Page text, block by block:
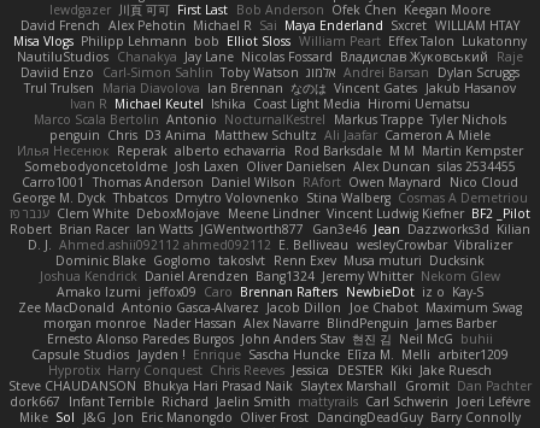
lewdgazer 川頁 可可 First Last Bob Anderson Ofek Chen Keegan Moore
David French Alex Pehotin Michael R Sai Maya Enderland Sxcret WILLIAM HTAY
Misa Vlogs Philipp Lehmann bob Elliot Sloss William Peart Effex Talon Lukatonny
NautiluStudios Chanakya Jay Lane Nicolas Fossard Владислав Жуковський
Raje
Daviid Enzo
Carl-Simon Sahlin Toby Watson אלמוג Andrei Barsan
Dylan Scruggs
Trul Trulsen
Maria Diavolova Ian Brennan なのは Vincent Gates Jakub Hasanov
Ivan R Michael Keutel Ishika Coast Light Media Hiromi Uematsu
Marco Scala Bertolin Antonio NocturnalKestrel Markus Trappe Tyler Nichols
penguin Chris D3 Anima Matthew Schultz Ali Jaafar Cameron A Miele
Илья Несенюк Reperak alberto echavarria Rod Barksdale M M Martin Kempster
Somebodyoncetoldme Josh Laxen Oliver Danielsen Alex Duncan silas 2534455
Carro1001
Thomas Anderson Daniel Wilson RAfort Owen Maynard
Nico Cloud
George M. Dyck Thbatcos Dmytro Volovnenko Stina Walberg Cosmas A Demetriou
ענבר פז Clem White DeboxMojave Meene Lindner Vincent Ludwig Kiefner BF2 _Pilot
Robert Brian Racer Ian Watts JGWentworth877 Gan3e46 Jean Dazzworks3d Kilian
D. J.
Ahmed.ashii092112 ahmed092112 E. Belliveau wesleyCrowbar Vibralizer
Dominic Blake Goglomo takoslvt Renn Exev Musa muturi Ducksink
Joshua Kendrick Daniel Arendzen Bang1324 Jeremy Whitter Nekom Glew
Amako Izumi jeffox09 Caro Brennan Rafters NewbieDot iz o Kay-S
Zee MacDonald Antonio Gasca-Alvarez Jacob Dillon Joe Chabot Maximum Swag
morgan monroe Nader Hassan Alex Navarre BlindPenguin James Barber
Ernesto Alonso Paredes Burgos John Anders Stav 현진 김 Neil McG buhii
Capsule Studios Jayden ! Enrique Sascha Huncke Elīza M. Melli arbiter1209
Hyprotix Harry Conquest Chris Reeves Jessica DESTER Kiki Jake Ruesch
Steve CHAUDANSON Bhukya Hari Prasad Naik Slaytex Marshall Gromit Dan Pachter
dork667
Infant Terrible Richard Jaelin Smith mattyrails Carl Schwerin
Joeri Lefévre
Mike Sol J&G Jon Eric Manongdo Oliver Frost DancingDeadGuy Barry Connolly